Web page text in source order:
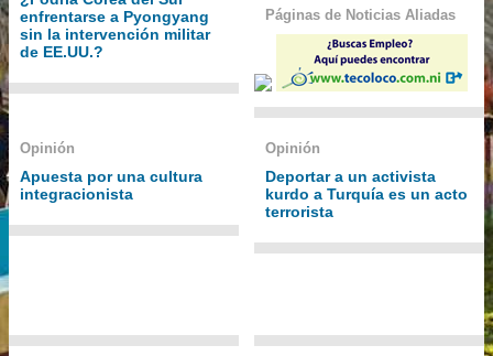
enfrentarse a Pyongyang
sin la intervención militar
de EE.UU.?
Páginas de Noticias Aliadas
Opinión
Apuesta por una cultura
integracionista
Opinión
Deportar a un activista
kurdo a Turquía es un acto
terrorista